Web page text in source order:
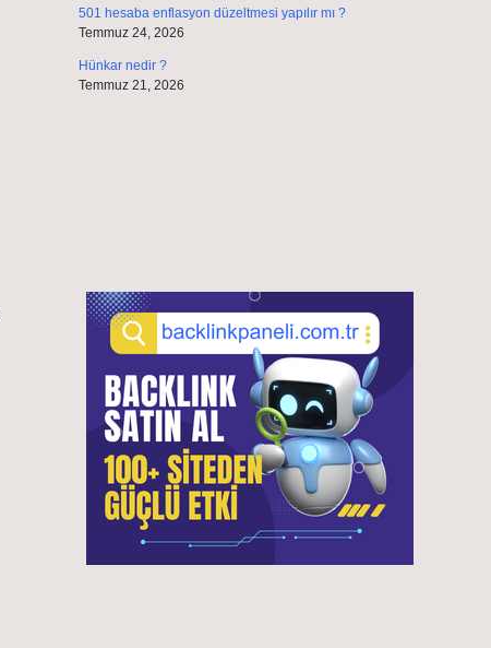
501 hesaba enflasyon düzeltmesi yapılır mı ?
Temmuz 24, 2026
Hünkar nedir ?
Temmuz 21, 2026